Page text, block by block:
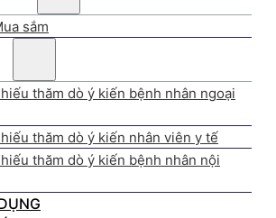
sắm
thăm dò ý kiến bệnh nhân ngoại
thăm dò ý kiến nhân viên y tế
thăm dò ý kiến bệnh nhân nội